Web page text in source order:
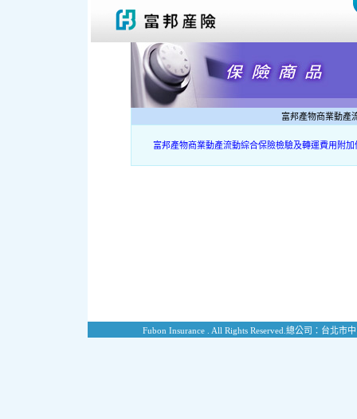
富邦產物商業動產
富邦產物商業動產流動綜合保險檢驗及轉運費用附加
Fubon Insurance . All Rights Reserved. 總公司：台北市